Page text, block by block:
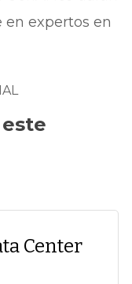
en expertos en
Center